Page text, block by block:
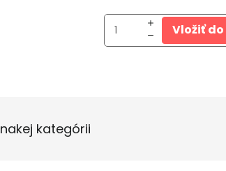
Vložiť
kategórii